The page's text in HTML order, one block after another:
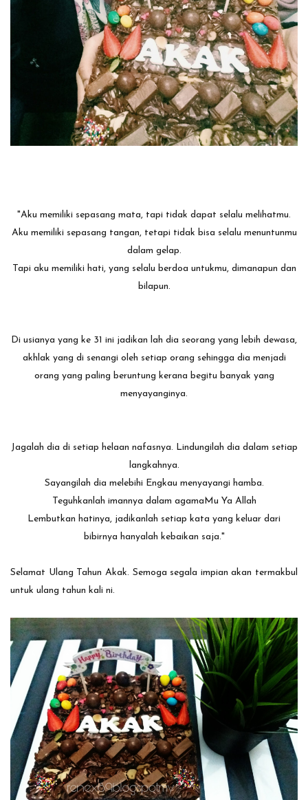
"Aku memiliki sepasang mata, tapi tidak dapat selalu melihatmu.
Aku memiliki sepasang tangan, tetapi tidak bisa selalu menuntunmu
dalam gelap.
Tapi aku memiliki hati, yang selalu berdoa untukmu, dimanapun dan
bilapun.
Di usianya yang ke 31 ini jadikan lah dia seorang yang lebih dewasa,
akhlak yang di senangi oleh setiap orang sehingga dia menjadi
orang yang paling beruntung kerana begitu banyak yang
menyayanginya.
Jagalah dia di setiap helaan nafasnya. Lindungilah dia dalam setiap
langkahnya.
Sayangilah dia melebihi Engkau menyayangi hamba.
Teguhkanlah imannya dalam agamaMu Ya Allah
Lembutkan hatinya, jadikanlah setiap kata yang keluar dari
bibirnya hanyalah kebaikan saja."
Selamat Ulang Tahun Akak. Semoga segala impian akan termakbul
untuk ulang tahun kali ni.